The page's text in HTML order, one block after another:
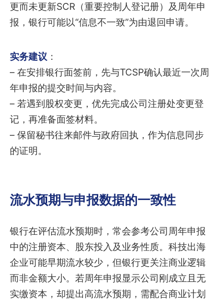
更而未更新SCR（重要控制人登记册）及周年申
报，银行可能以“信息不一致”为由退回申请。
实务建议 ：
– 在安排银行面签前，先与TCSP确认最近一次周
年申报的提交时间与内容。
– 若遇到股权变更，优先完成公司注册处变更登
记，再准备面签材料。
– 保留秘书往来邮件与政府回执，作为信息同步
的证明。
流水预期与申报数据的一致性
银行在评估流水预期时，常会参考公司周年申报
中的注册资本、股东投入及业务性质。科技出海
企业可能早期流水较少，但银行更关注商业逻辑
而非金额大小。若周年申报显示公司刚成立且无
实缴资本，却提出高流水预期，需配合商业计划